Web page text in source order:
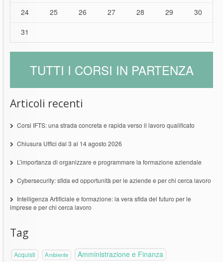
24
25 26 27 28 29
30
31
TUTTI I CORSI IN PARTENZA
Articoli recenti
Corsi IFTS: una strada concreta e rapida verso il lavoro qualificato
Chiusura Uffici dal 3 al 14 agosto 2026
L’importanza di organizzare e programmare la formazione aziendale
Cybersecurity: sfida ed opportunità per le aziende e per chi cerca lavoro
Intelligenza Artificiale e formazione: la vera sfida del futuro per le
imprese e per chi cerca lavoro
Tag
Acquisti Ambiente Amministrazione e Finanza